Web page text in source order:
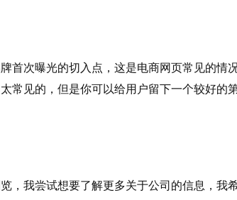
首次曝光的切入点，这是电商网页常见的情
常见的，但是你可以给用户留下一个较好的
我尝试想要了解更多关于公司的信息，我